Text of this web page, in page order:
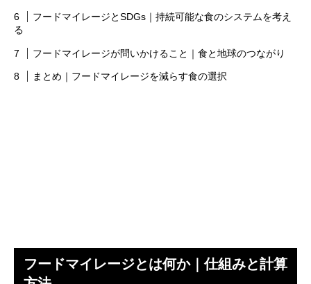
フードマイレージとSDGs｜持続可能な食のシステムを考え
る
フードマイレージが問いかけること｜食と地球のつながり
まとめ｜フードマイレージを減らす食の選択
フードマイレージとは何か｜仕組みと計算